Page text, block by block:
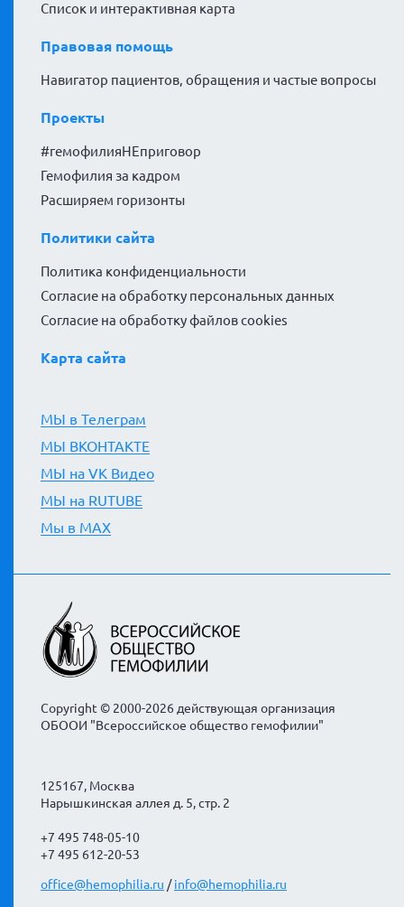
Список и интерактивная карта
Правовая помощь
Навигатор пациентов, обращения и частые вопросы
Проекты
#гемофилияНЕприговор
Гемофилия за кадром
Расширяем горизонты
Политики сайта
Политика конфиденциальности
Согласие на обработку персональных данных
Согласие на обработку файлов cookies
Карта сайта
МЫ в Телеграм
МЫ ВКОНТАКТЕ
МЫ на VK Видео
МЫ на RUTUBE
Мы в MAX
Copyright © 2000-2026 действующая организация
ОБООИ "Всероссийское общество гемофилии"
125167, Москва
Нарышкинская аллея д. 5, стр. 2
+7 495 748-05-10
+7 495 612-20-53
office@hemophilia.ru /info@hemophilia.ru